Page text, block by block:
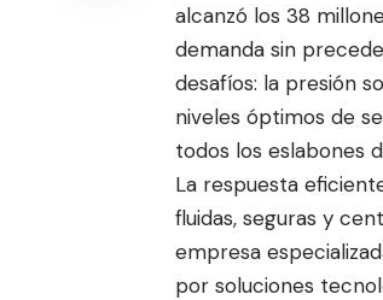
alcanzó los 38
demanda sin
desafíos: la presión
niveles óptimos de
todos los eslabones
La respuesta
fluidas, seguras y
empresa
por soluciones